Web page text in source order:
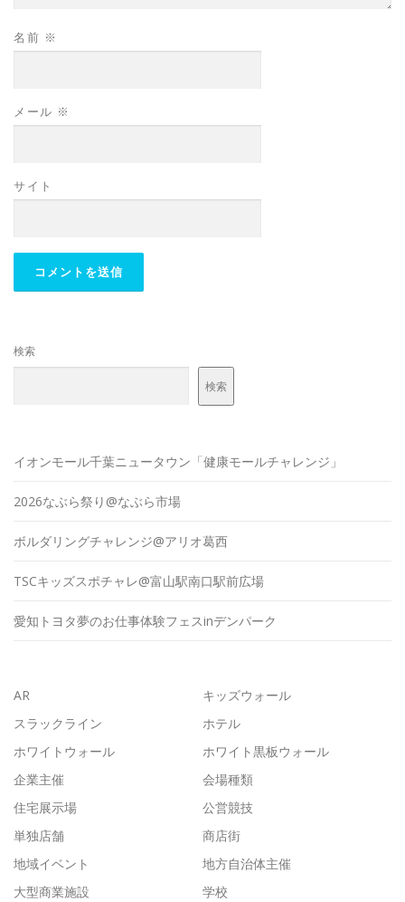
名前 ※
メール ※
サイト
検索
検索
イオンモール千葉ニュータウン「健康モールチャレンジ」
2026なぶら祭り@なぶら市場
ボルダリングチャレンジ@アリオ葛西
TSCキッズスポチャレ@富山駅南口駅前広場
愛知トヨタ夢のお仕事体験フェスinデンパーク
AR
キッズウォール
スラックライン
ホテル
ホワイトウォール
ホワイト黒板ウォール
企業主催
会場種類
住宅展示場
公営競技
単独店舗
商店街
地域イベント
地方自治体主催
大型商業施設
学校